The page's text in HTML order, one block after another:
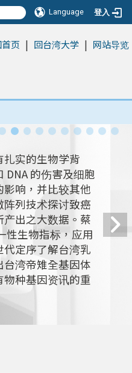
Language 登入
页 | 回台湾大学 | 网站导览
实的生物学背
的伤害及细胞
响，并比较其他
列技术探讨致癌
出之大数据。蔡
性生物指标，应用
定序了解台湾乳
湾帝雉全基因体
种基因资讯的重